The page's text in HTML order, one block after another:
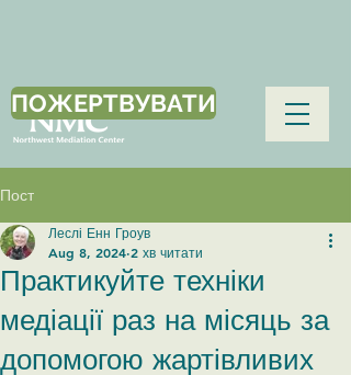
ПОЖЕРТВУВАТИ
Пост
Практикуйте техніки
медіації раз на місяць за
допомогою жартівливих
Леслі Енн Гроув
Aug 8, 2024 2 хв читати